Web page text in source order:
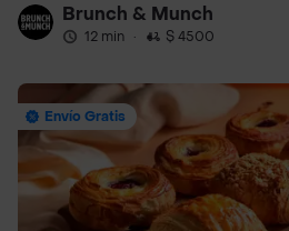
Brunch & Munch
12 min · $ 4500
Envío Gratis